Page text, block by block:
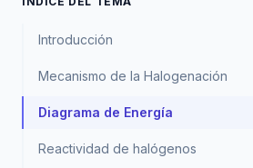
Introducción
Mecanismo de la Halogenación
Diagrama de Energía
Reactividad de halógenos